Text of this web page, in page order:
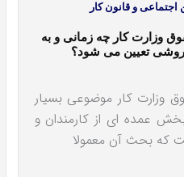
اجتماعی و قانون کار
وزارت کار چه زمانی و به
تعیین می شود؟
وزارت کار موضوعی بسیار
عمده ای از کارمندان و
که بحث آن معمولا